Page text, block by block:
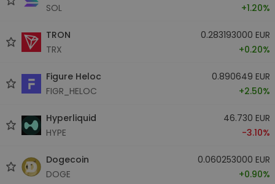
SOL
+1.20%
TRON
TRX
0.283193000 EUR
+0.20%
Figure Heloc
FIGR_HELOC
0.890649 EUR
+2.50%
Hyperliquid
HYPE
46.730 EUR
-3.10%
Dogecoin
DOGE
0.060253000 EUR
+0.90%